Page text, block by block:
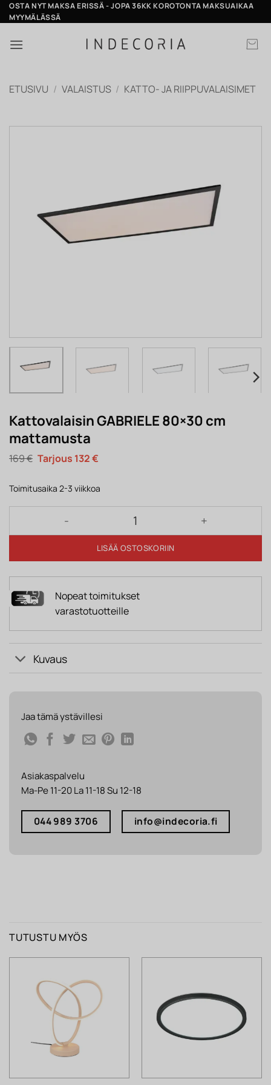
Skip
to
OSTA NYT MAKSA ERISSÄ - JOPA 36KK KOROTONTA MAKSUAIKAA
MYYMÄLÄSSÄ
ETUSIVU / VALAISTUS / KATTO- JA RIIPPUVALAISIMET
Kattovalaisin GABRIELE 80×30 cm
mattamusta
169€ Alkuperäinen
hinta
169 €.
132€Nykyinen
132 €.
Toimitusaika 2-3 viikkoa
Kattovalaisin GABRIELE 80×30 cm mattamusta
LISÄÄ OSTOSKORIIN
Nopeat toimitukset
varastotuotteille
Kuvaus
Jaa tämä ystävillesi
Asiakaspalvelu
Ma-Pe 11-20 La 11-18 Su 12-18
044 989 3706 info@indecoria.fi
TUTUSTU MYÖS